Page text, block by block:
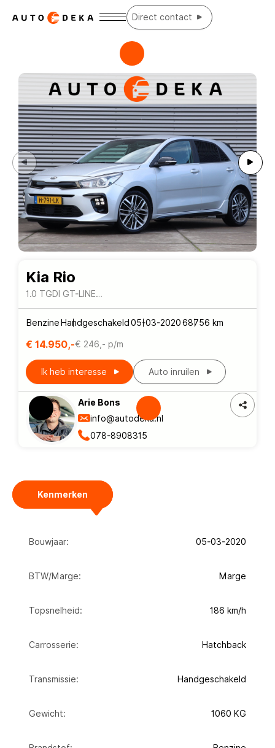
Direct contact
Home
Aanbod
Diensten
Over ons
Contact
Kia Rio
1.0 TGDI GT-LINE
*DEALERONDERH.*NAVIGATIE*WINTERPACK*
Benzine Handgeschakeld 05-03-202068756 km
€ 14.950,-€ 246,- p/m
Ik heb interesse Auto inruilen
Arie Bons
info@autodeka.nl
078-8908315
Kenmerken
Bouwjaar: 05-03-2020
BTW/Marge: Marge
Topsnelheid: 186 km/h
Carrosserie: Hatchback
Transmissie: Handgeschakeld
Gewicht: 1060 KG